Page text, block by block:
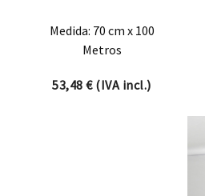
Medida: 70 cm x 100
Metros
53,48€(IVA incl.)